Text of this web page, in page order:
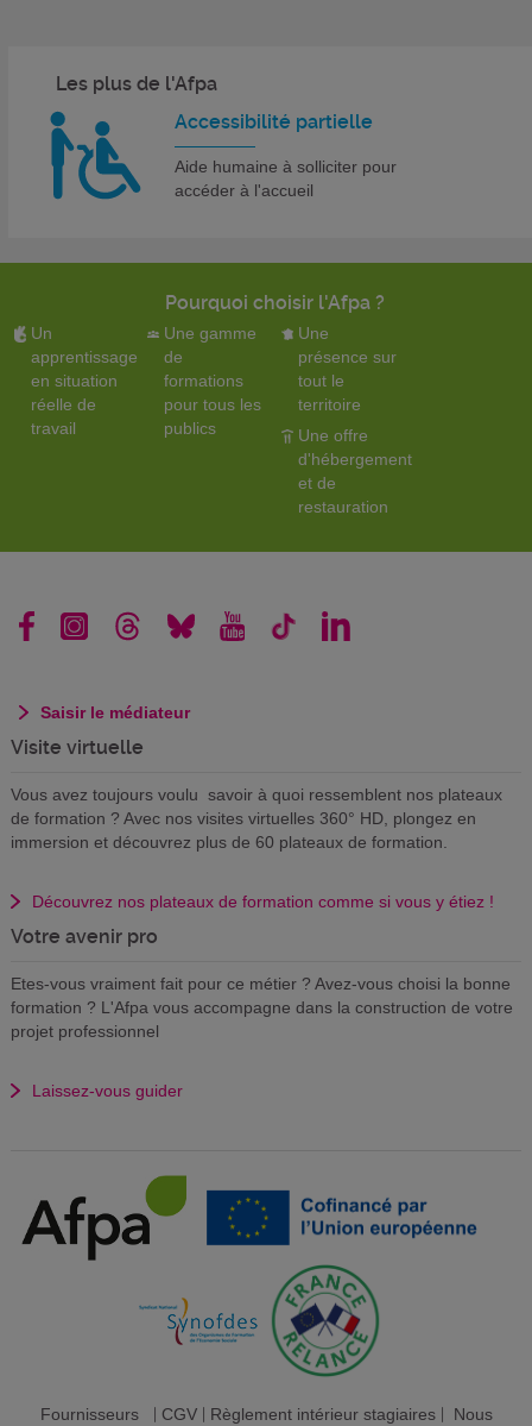
Les plus de l'Afpa
Accessibilité partielle
Aide humaine à solliciter pour
accéder à l'accueil
Pourquoi choisir l'Afpa ?
Un
apprentissage
en situation
réelle de
travail
Une gamme
de
formations
pour tous les
publics
Une
présence sur
tout le
territoire
Une offre
d'hébergement
et de
restauration
Saisir le médiateur
Visite virtuelle
Vous avez toujours voulu savoir à quoi ressemblent nos plateaux
de formation ? Avec nos visites virtuelles 360° HD, plongez en
immersion et découvrez plus de 60 plateaux de formation.
Découvrez nos plateaux de formation comme si vous y étiez !
Votre avenir pro
Etes-vous vraiment fait pour ce métier ? Avez-vous choisi la bonne
formation ? L'Afpa vous accompagne dans la construction de votre
projet professionnel
Laissez-vous guider
Fournisseurs| CGV| Règlement intérieur stagiaires| Nous